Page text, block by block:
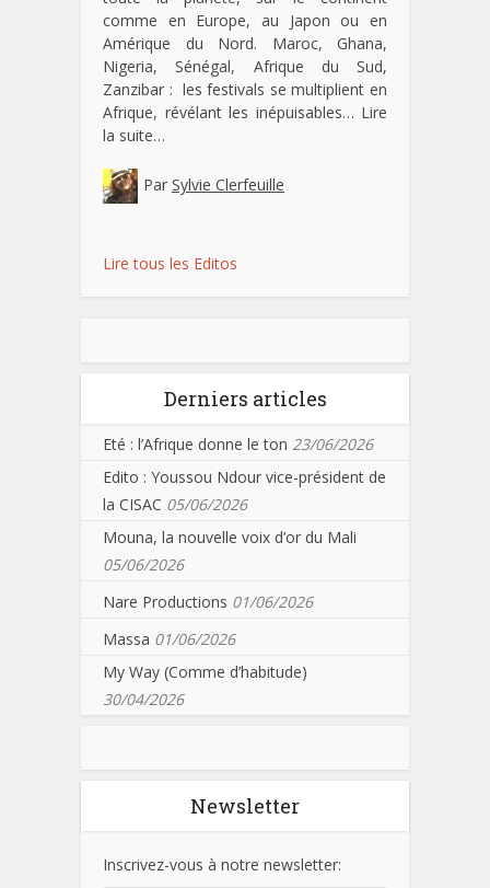
comme en Europe, au Japon ou en
Amérique du Nord. Maroc, Ghana,
Nigeria, Sénégal, Afrique du Sud,
Zanzibar : les festivals se multiplient en
Afrique, révélant les inépuisables… Lire
la suite…
Par Sylvie Clerfeuille
Lire tous les Editos
Derniers articles
Eté : l’Afrique donne le ton 23/06/2026
Edito : Youssou Ndour vice-président de
la CISAC 05/06/2026
Mouna, la nouvelle voix d’or du Mali
05/06/2026
Nare Productions 01/06/2026
Massa 01/06/2026
My Way (Comme d’habitude)
30/04/2026
Newsletter
Inscrivez-vous à notre newsletter: